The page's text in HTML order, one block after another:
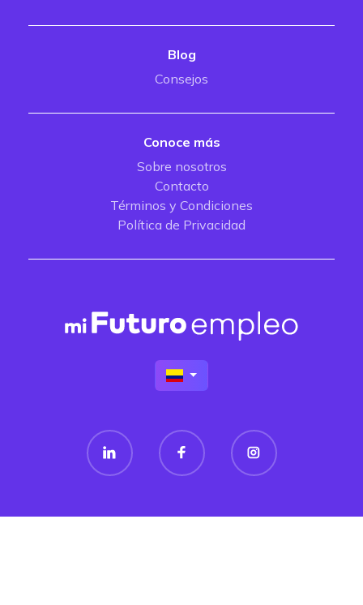
Blog
Consejos
Conoce más
Sobre nosotros
Contacto
Términos y Condiciones
Política de Privacidad